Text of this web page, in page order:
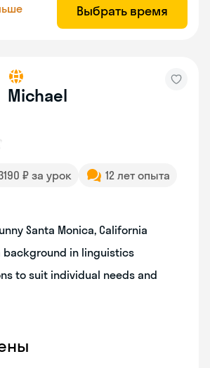
Выбрать время
Michael
₽ за урок
12 лет опыта
Santa Monica, California
background in linguistics
to suit individual needs and